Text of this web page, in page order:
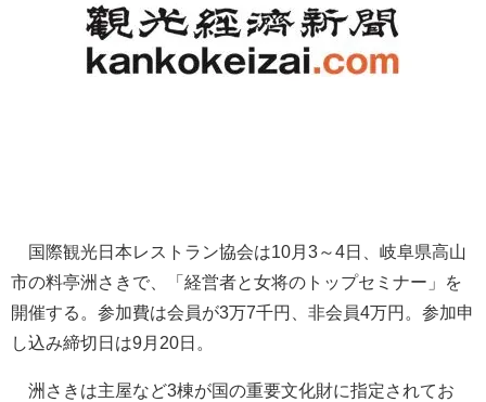
国際観光日本レストラン協会は10月3～4日、岐阜県高山
市の料亭洲さきで、「経営者と女将のトップセミナー」を
開催する。参加費は会員が3万7千円、非会員4万円。参加申
し込み締切日は9月20日。
洲さきは主屋など3棟が国の重要文化財に指定されてお